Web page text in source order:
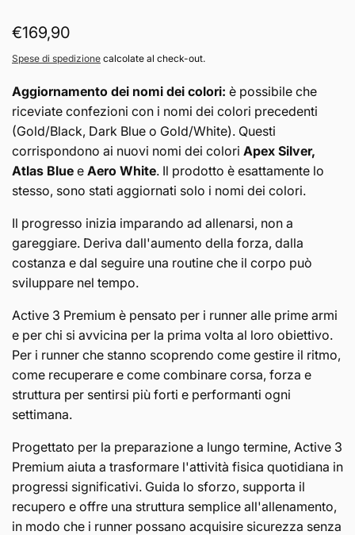
Prezzo
di
listino
€169,90
Spese di spedizione calcolate al check-out.
Aggiornamento dei nomi dei colori: è possibile che
riceviate confezioni con i nomi dei colori precedenti
(Gold/Black, Dark Blue o Gold/White). Questi
corrispondono ai nuovi nomi dei colori Apex Silver,
Atlas Blue e Aero White. Il prodotto è esattamente lo
stesso, sono stati aggiornati solo i nomi dei colori.
Il progresso inizia imparando ad allenarsi, non a
gareggiare. Deriva dall'aumento della forza, dalla
costanza e dal seguire una routine che il corpo può
sviluppare nel tempo.
Active 3 Premium è pensato per i runner alle prime armi
e per chi si avvicina per la prima volta al loro obiettivo.
Per i runner che stanno scoprendo come gestire il ritmo,
come recuperare e come combinare corsa, forza e
struttura per sentirsi più forti e performanti ogni
settimana.
Progettato per la preparazione a lungo termine, Active 3
Premium aiuta a trasformare l'attività fisica quotidiana in
progressi significativi. Guida lo sforzo, supporta il
recupero e offre una struttura semplice all'allenamento,
in modo che i runner possano acquisire sicurezza senza